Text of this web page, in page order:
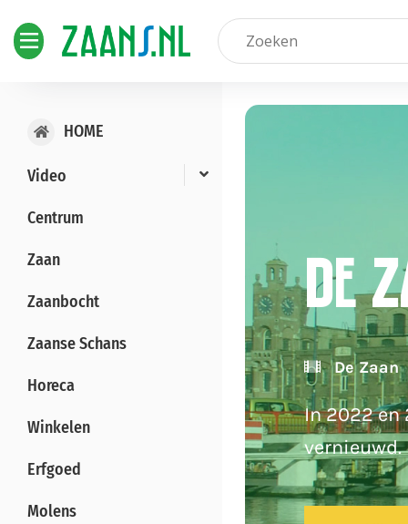
HOME
Video
Centrum
Zaan
Zaanbocht
Zaanse Schans
Horeca
Winkelen
Erfgoed
Molens
Jarenlang
industrie
Duyvis en
De
De Zaan
In 2022 en